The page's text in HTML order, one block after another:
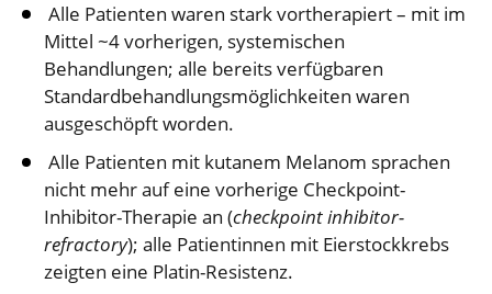
Alle Patienten waren stark vortherapiert – mit im
Mittel ~4 vorherigen, systemischen
Behandlungen; alle bereits verfügbaren
Standardbehandlungsmöglichkeiten waren
ausgeschöpft worden.
Alle Patienten mit kutanem Melanom sprachen
nicht mehr auf eine vorherige Checkpoint-
Inhibitor-Therapie an (checkpoint inhibitor-
refractory); alle Patientinnen mit Eierstockkrebs
zeigten eine Platin-Resistenz.